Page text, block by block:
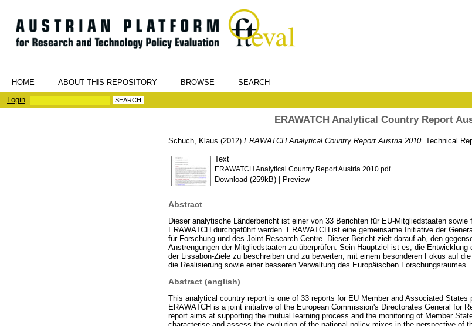
HOME ABOUT THIS REPOSITORY BROWSE
SEARCH
Login
ERAWATCH Analytical Country Report
Schuch, Klaus (2012) ERAWATCH Analytical Country Report Austria 2010. Technical
Text
ERAWATCH Analytical Country Report Austria 2010.pdf
Download (259kB) | Preview
Abstract
Dieser analytische Länderbericht ist einer von 33 Berichten für EU-Mitgliedstaaten
ERAWATCH durchgeführt werden. ERAWATCH ist eine gemeinsame Initiative der
für Forschung und des Joint Research Centre. Dieser Bericht zielt darauf ab, den
Anstrengungen der Mitgliedstaaten zu überprüfen. Sein Hauptziel ist es, die
der Lissabon-Ziele zu beschreiben und zu bewerten, mit einem besonderen Fokus auf
die Realisierung sowie einer besseren Verwaltung des Europäischen Forschungsraumes.
Abstract (english)
This analytical country report is one of 33 reports for EU Member and Associated States
ERAWATCH is a joint initiative of the European Commission's Directorates General for
report aims at supporting the mutual learning process and the monitoring of Member